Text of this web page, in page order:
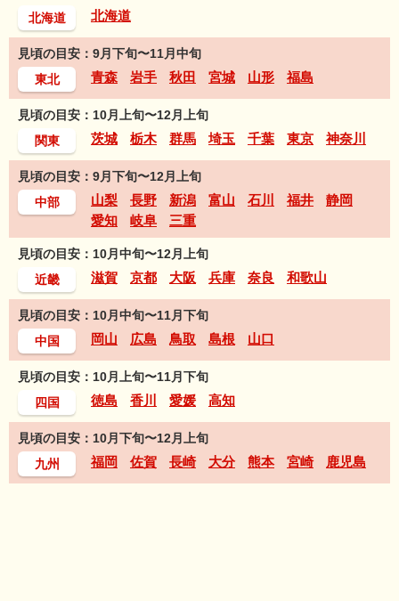
北海道
北海道
見頃の目安：9月下旬〜11月中旬
東北
青森 岩手 秋田 宮城 山形 福島
見頃の目安：10月上旬〜12月上旬
関東
茨城 栃木 群馬 埼玉 千葉 東京 神奈川
見頃の目安：9月下旬〜12月上旬
中部
山梨 長野 新潟 富山 石川 福井
静岡
愛知
岐阜 三重
見頃の目安：10月中旬〜12月上旬
近畿
滋賀 京都 大阪 兵庫 奈良 和歌山
見頃の目安：10月中旬〜11月下旬
中国
岡山 広島 鳥取 島根 山口
見頃の目安：10月上旬〜11月下旬
四国
徳島 香川 愛媛 高知
見頃の目安：10月下旬〜12月上旬
九州
福岡 佐賀 長崎 大分 熊本 宮崎 鹿児島